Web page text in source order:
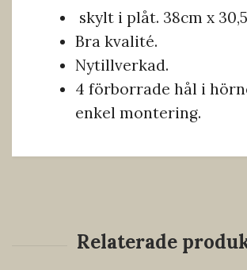
skylt i plåt. 38cm x
Bra kvalité.
Nytillverkad.
4 förborrade hål i
enkel montering.